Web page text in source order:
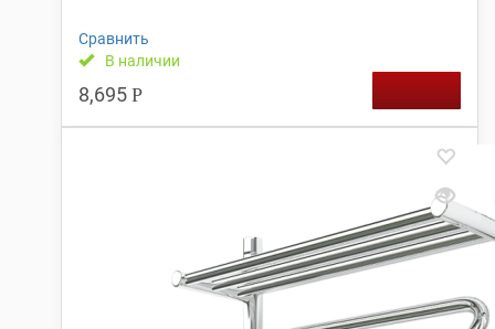
Сравнить
В наличии
8,695 Р